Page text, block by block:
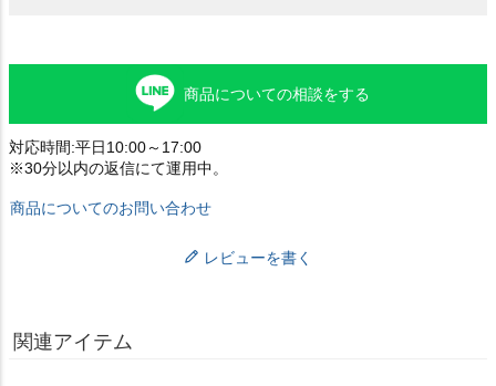
商品についての相談をする
対応時間:平日10:00～17:00
※30分以内の返信にて運用中。
商品についてのお問い合わせ
レビューを書く
関連アイテム